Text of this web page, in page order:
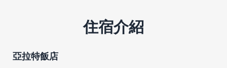
住宿介紹
亞拉特飯店